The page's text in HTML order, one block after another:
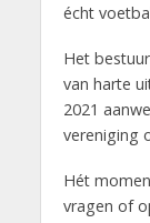
écht
Het
van harte
2021
vereniging
Hét
vragen of